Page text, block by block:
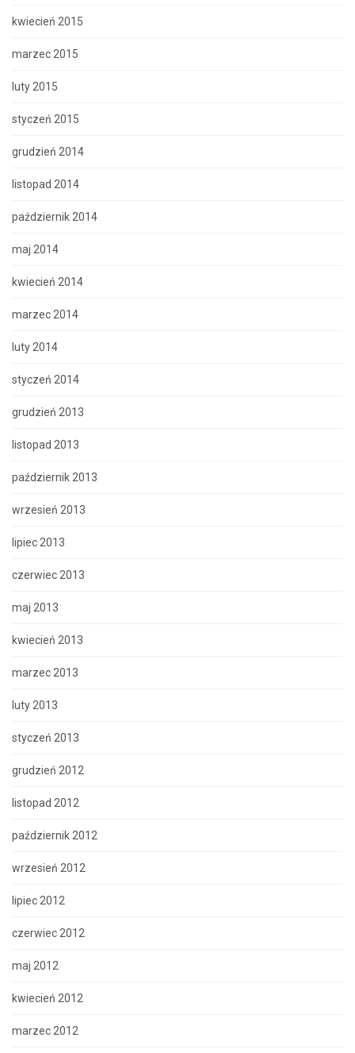
kwiecień 2015
marzec 2015
luty 2015
styczeń 2015
grudzień 2014
listopad 2014
październik 2014
maj 2014
kwiecień 2014
marzec 2014
luty 2014
styczeń 2014
grudzień 2013
listopad 2013
październik 2013
wrzesień 2013
lipiec 2013
czerwiec 2013
maj 2013
kwiecień 2013
marzec 2013
luty 2013
styczeń 2013
grudzień 2012
listopad 2012
październik 2012
wrzesień 2012
lipiec 2012
czerwiec 2012
maj 2012
kwiecień 2012
marzec 2012